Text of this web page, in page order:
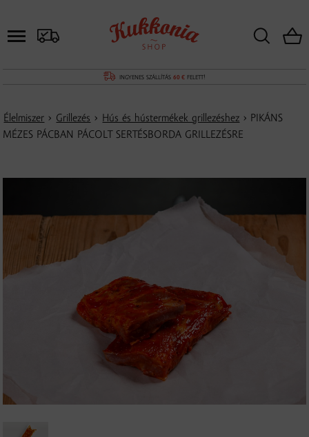
INGYENES SZÁLLÍTÁS 60 € FELETT!
Élelmiszer › Grillezés › Hús és hústermékek grillezéshez › PIKÁNS
MÉZES PÁCBAN PÁCOLT SERTÉSBORDA GRILLEZÉSRE